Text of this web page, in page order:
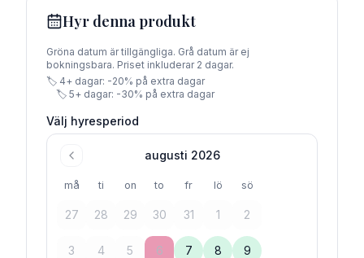
Hyr denna produkt
Gröna datum är tillgängliga. Grå datum är ej
bokningsbara. Priset inkluderar 2 dagar.
🏷️ 4+ dagar: -20% på extra dagar
🏷️ 5+ dagar: -30% på extra dagar
Välj hyresperiod
augusti 2026
må ti on to fr lö sö
27 28 29 30 31 1 2
3 4 5 6 7 8 9